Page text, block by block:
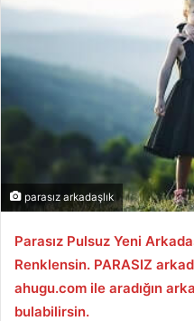
parasız arkadaşlık
Parasız Pulsuz Yeni
Renklensin. PARASIZ
ahugu.com ile aradığın
bulabilirsin.